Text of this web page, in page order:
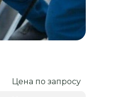
Цена по запросу